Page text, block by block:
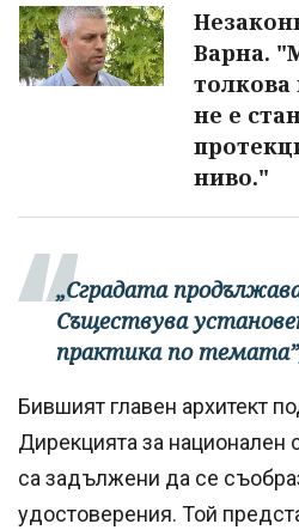
Варна.
толкова
не е
ниво."
„Сградата
Съществува
практика по
Бившият главен архитект
Дирекцията за национален
са задължени да се
удостоверения. Той